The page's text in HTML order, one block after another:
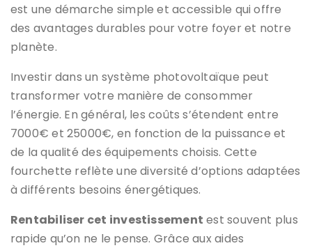
est une démarche simple et accessible qui offre
des avantages durables pour votre foyer et notre
planète.
Investir dans un système photovoltaïque peut
transformer votre manière de consommer
l’énergie. En général, les coûts s’étendent entre
7000€ et 25000€, en fonction de la puissance et
de la qualité des équipements choisis. Cette
fourchette reflète une diversité d’options adaptées
à différents besoins énergétiques.
Rentabiliser cet investissement est souvent plus
rapide qu’on ne le pense. Grâce aux aides